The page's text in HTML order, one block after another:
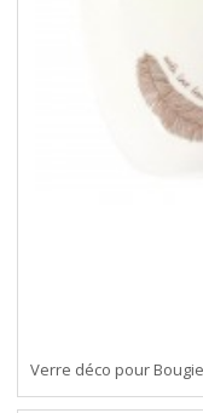
Verre déco pour